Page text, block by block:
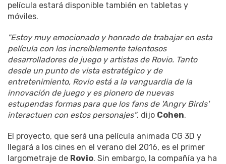
película estará disponible también en tabletas y
móviles.
"Estoy muy emocionado y honrado de trabajar en esta
película con los increíblemente talentosos
desarrolladores de juego y artistas de Rovio. Tanto
desde un punto de vista estratégico y de
entretenimiento, Rovio está a la vanguardia de la
innovación de juego y es pionero de nuevas
estupendas formas para que los fans de 'Angry Birds'
interactuen con estos personajes", dijo Cohen.
El proyecto, que será una película animada CG 3D y
llegará a los cines en el verano del 2016, es el primer
largometraje de Rovio. Sin embargo, la compañía ya ha